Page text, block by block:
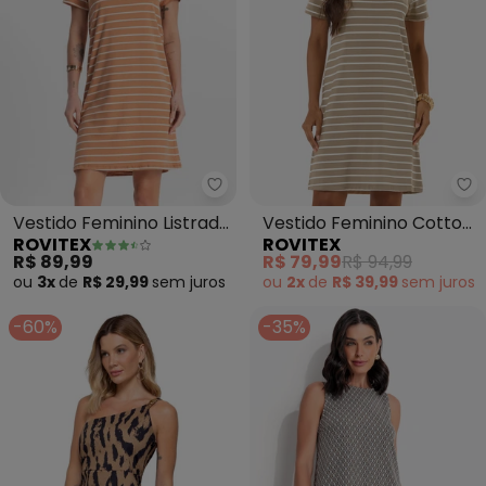
Rovitex - Vestido Feminino
Vestido Feminino Listrado
(Marrom)
ROVITEX
R$ 89,99
ou 3x de R$ 29,99 sem juros
Vestido Feminino Cotton
Listrado (Marrom)
ROVITEX
R$ 79,99R$ 94,99
ou 2x de R$ 39,99 sem juros
-60% -35%